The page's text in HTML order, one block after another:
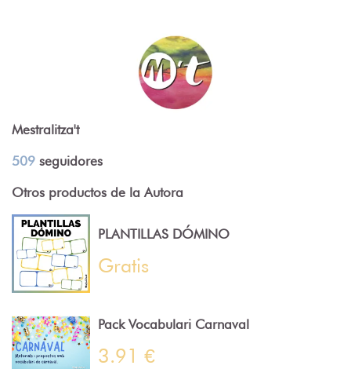
Mestralitza't
509 seguidores
Otros productos de la Autora
PLANTILLAS DÓMINO
Gratis
Pack Vocabulari Carnaval
3.91 €